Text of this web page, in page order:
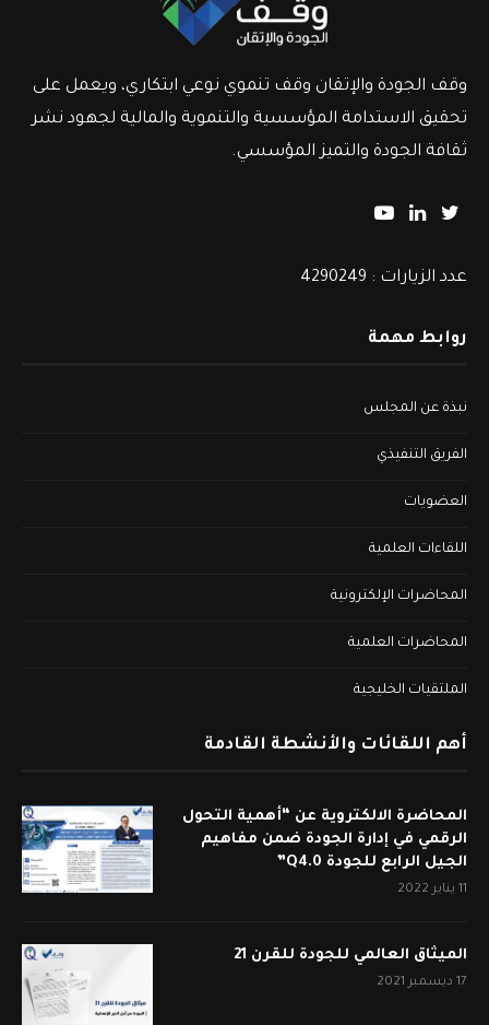
وقف الجودة والإتقان وقف تنموي نوعي ابتكاري، ويعمل على
تحقيق الاستدامة المؤسسية والتنموية والمالية لجهود نشر
ثقافة الجودة والتميز المؤسسي.
عدد الزيارات : 4290249
روابط مهمة
نبذة عن المجلس
الفريق التنفيذي
العضويات
اللقاءات العلمية
المحاضرات الإلكترونية
المحاضرات العلمية
الملتقيات الخليجية
أهم اللقائات والأنشطة القادمة
المحاضرة الالكتروية عن “أهمية التحول
الرقمي في إدارة الجودة ضمن مفاهيم
الجيل الرابع للجودة Q4.0”
11 يناير 2022
الميثاق العالمي للجودة للقرن 21
17 ديسمبر 2021